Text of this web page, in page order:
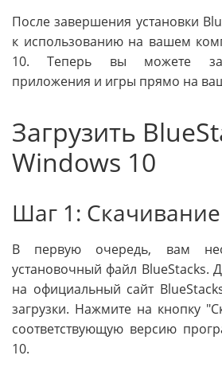
После завершения установки
к использованию на вашем
10. Теперь вы можете
приложения и игры прямо на
Загрузить
Windows 10
Шаг 1:
В первую очередь, вам
установочный файл BlueStacks.
на официальный сайт
загрузки. Нажмите на кнопку
соответствующую версию
10.